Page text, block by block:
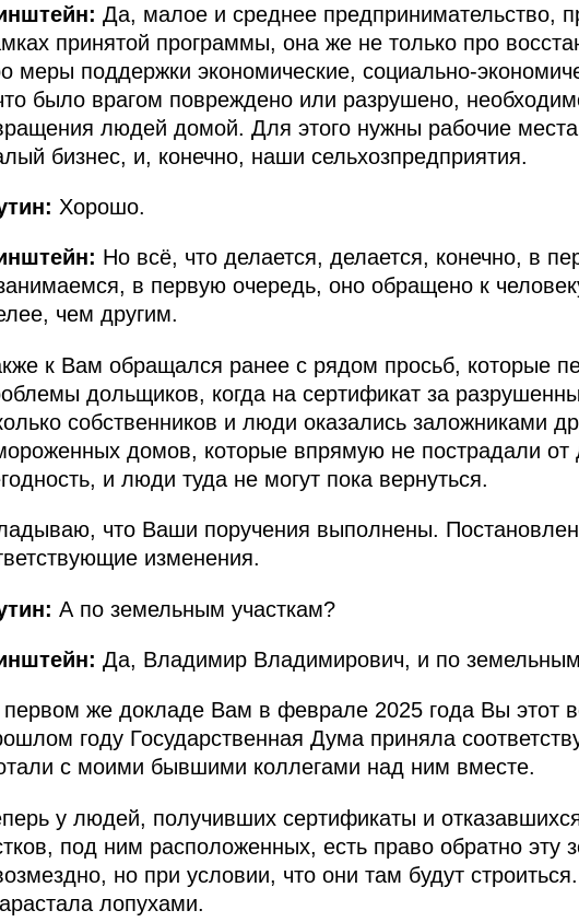
Да, малое и среднее предпринимательство,
принятой программы, она же не только про
меры поддержки экономические, социально-
было врагом повреждено или разрушено,
людей домой. Для этого нужны рабочие
бизнес, и, конечно, наши сельхозпредприятия.
Хорошо.
Но всё, что делается, делается, конечно, в
в первую очередь, оно обращено к
чем другим.
к Вам обращался ранее с рядом просьб, которые
дольщиков, когда на сертификат за
собственников и люди оказались заложниками
домов, которые впрямую не пострадали
и люди туда не могут пока вернуться.
что Ваши поручения выполнены.
изменения.
А по земельным участкам?
Да, Владимир Владимирович, и по земельным
же докладе Вам в феврале 2025 года Вы этот
году Государственная Дума приняла
с моими бывшими коллегами над ним вместе.
у людей, получивших сертификаты и
под ним расположенных, есть право обратно эту
но при условии, что они там будут
лопухами.